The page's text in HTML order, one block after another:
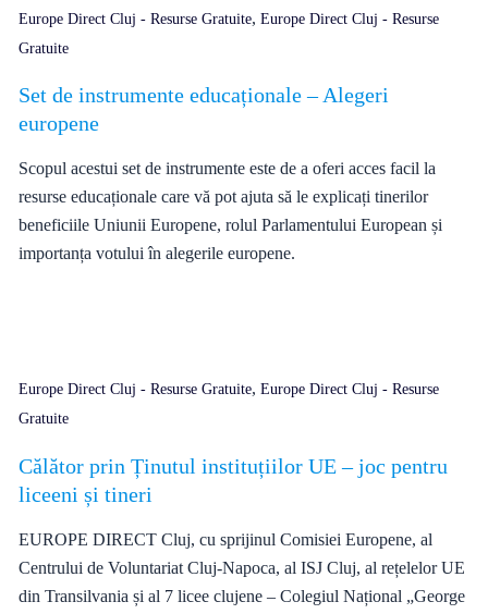
Europe Direct Cluj - Resurse Gratuite, Europe Direct Cluj - Resurse
Gratuite
Set de instrumente educaționale – Alegeri
europene
Scopul acestui set de instrumente este de a oferi acces facil la
resurse educaționale care vă pot ajuta să le explicați tinerilor
beneficiile Uniunii Europene, rolul Parlamentului European și
importanța votului în alegerile europene.
Europe Direct Cluj - Resurse Gratuite, Europe Direct Cluj - Resurse
Gratuite
Călător prin Ținutul instituțiilor UE – joc pentru
liceeni și tineri
EUROPE DIRECT Cluj, cu sprijinul Comisiei Europene, al
Centrului de Voluntariat Cluj-Napoca, al ISJ Cluj, al rețelelor UE
din Transilvania și al 7 licee clujene – Colegiul Național „George